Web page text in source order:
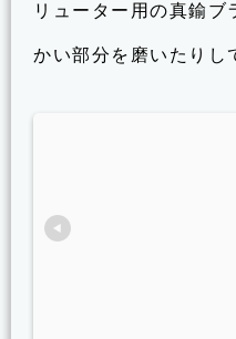
リューター用の真鍮ブ
かい部分を磨いたりし